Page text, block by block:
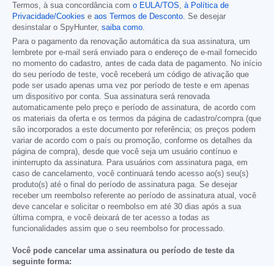
Termos, à sua concordância com o EULA/TOS, à Política de
Privacidade/Cookies e aos Termos de Desconto. Se desejar
desinstalar o SpyHunter, saiba como.
Para o pagamento da renovação automática da sua assinatura, um
lembrete por e-mail será enviado para o endereço de e-mail fornecido
no momento do cadastro, antes de cada data de pagamento. No início
do seu período de teste, você receberá um código de ativação que
pode ser usado apenas uma vez por período de teste e em apenas
um dispositivo por conta. Sua assinatura será renovada
automaticamente pelo preço e período de assinatura, de acordo com
os materiais da oferta e os termos da página de cadastro/compra (que
são incorporados a este documento por referência; os preços podem
variar de acordo com o país ou promoção, conforme os detalhes da
página de compra), desde que você seja um usuário contínuo e
ininterrupto da assinatura. Para usuários com assinatura paga, em
caso de cancelamento, você continuará tendo acesso ao(s) seu(s)
produto(s) até o final do período de assinatura paga. Se desejar
receber um reembolso referente ao período de assinatura atual, você
deve cancelar e solicitar o reembolso em até 30 dias após a sua
última compra, e você deixará de ter acesso a todas as
funcionalidades assim que o seu reembolso for processado.
Você pode cancelar uma assinatura ou período de teste da
seguinte forma: